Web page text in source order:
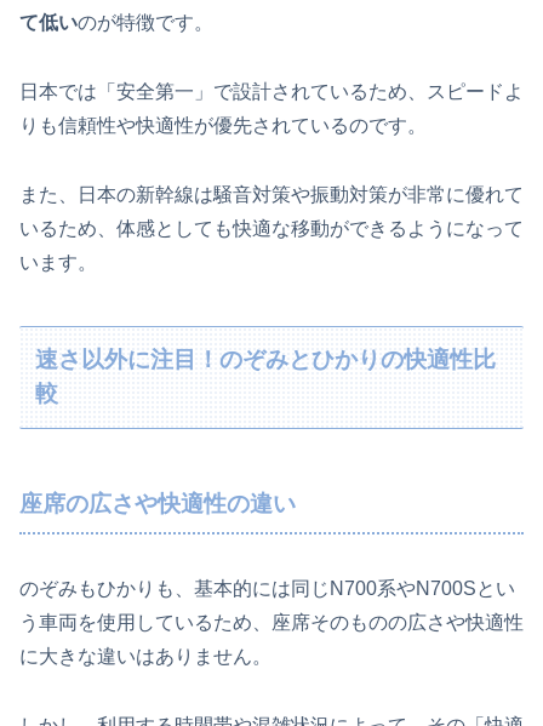
て低いのが特徴です。
日本では「安全第一」で設計されているため、スピードよ
りも信頼性や快適性が優先されているのです。
また、日本の新幹線は騒音対策や振動対策が非常に優れて
いるため、体感としても快適な移動ができるようになって
います。
速さ以外に注目！のぞみとひかりの快適性比
較
座席の広さや快適性の違い
のぞみもひかりも、基本的には同じN700系やN700Sとい
う車両を使用しているため、座席そのものの広さや快適性
に大きな違いはありません。